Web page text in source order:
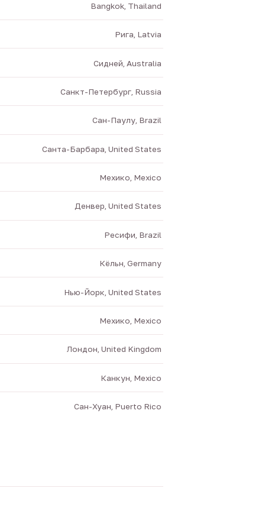
Bangkok, Thailand
Рига, Latvia
Сидней, Australia
Санкт-Петербург, Russia
Сан-Паулу, Brazil
Санта-Барбара, United States
Мехико, Mexico
Денвер, United States
Ресифи, Brazil
Кёльн, Germany
Нью-Йорк, United States
Мехико, Mexico
Лондон, United Kingdom
Канкун, Mexico
Сан-Хуан, Puerto Rico